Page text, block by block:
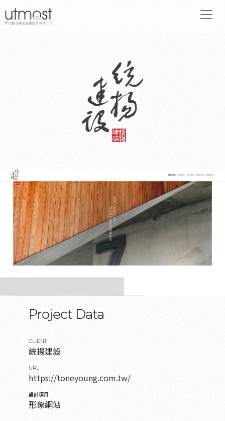
Project Data
CLIENT
統揚建設
URL
https://toneyoung.com.tw/
設計項目
形象網站